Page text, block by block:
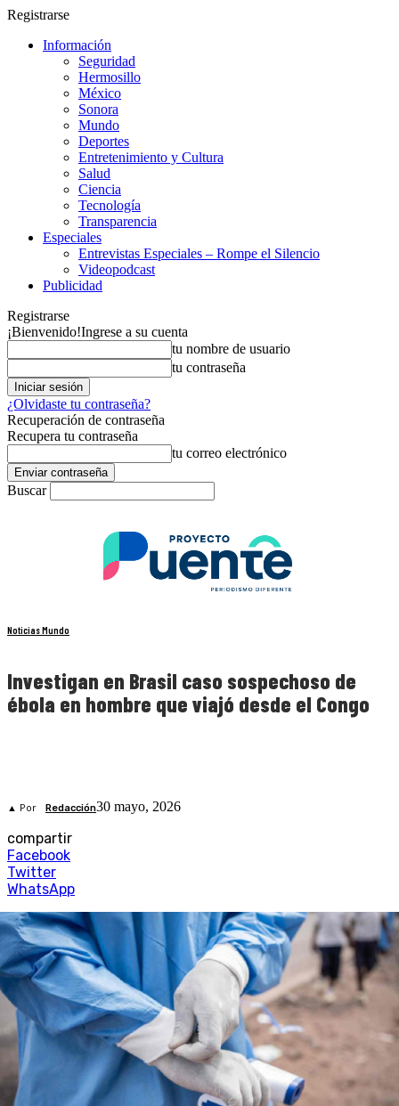
Registrarse
Información
Seguridad
Hermosillo
México
Sonora
Mundo
Deportes
Entretenimiento y Cultura
Salud
Ciencia
Tecnología
Transparencia
Especiales
Entrevistas Especiales – Rompe el Silencio
Videopodcast
Publicidad
Registrarse
¡Bienvenido!Ingrese a su cuenta
tu nombre de usuario
tu contraseña
¿Olvidaste tu contraseña?
Recuperación de contraseña
Recupera tu contraseña
tu correo electrónico
Buscar
Noticias Mundo
Investigan en Brasil caso sospechoso de
ébola en hombre que viajó desde el Congo
▲ Por Redacción30 mayo, 2026
compartir
Facebook
Twitter
WhatsApp